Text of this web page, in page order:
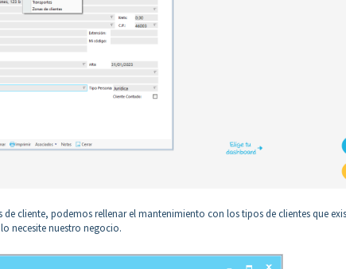
cliente, podemos rellenar el mantenimiento con los tipos de clientes que
necesite nuestro negocio.